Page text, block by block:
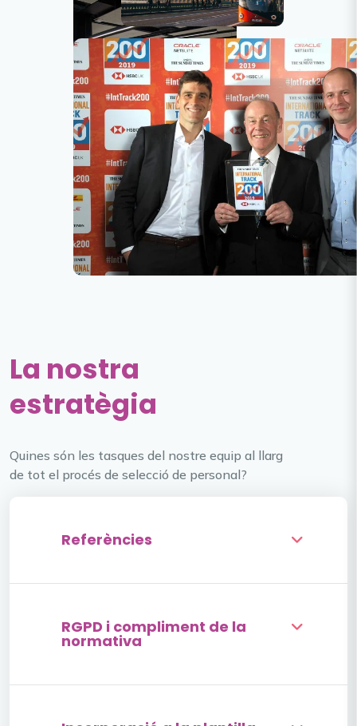
La nostra
estratègia
Quines són les tasques del nostre equip al llarg
de tot el procés de selecció de personal?
Referències
RGPD i compliment de la
normativa